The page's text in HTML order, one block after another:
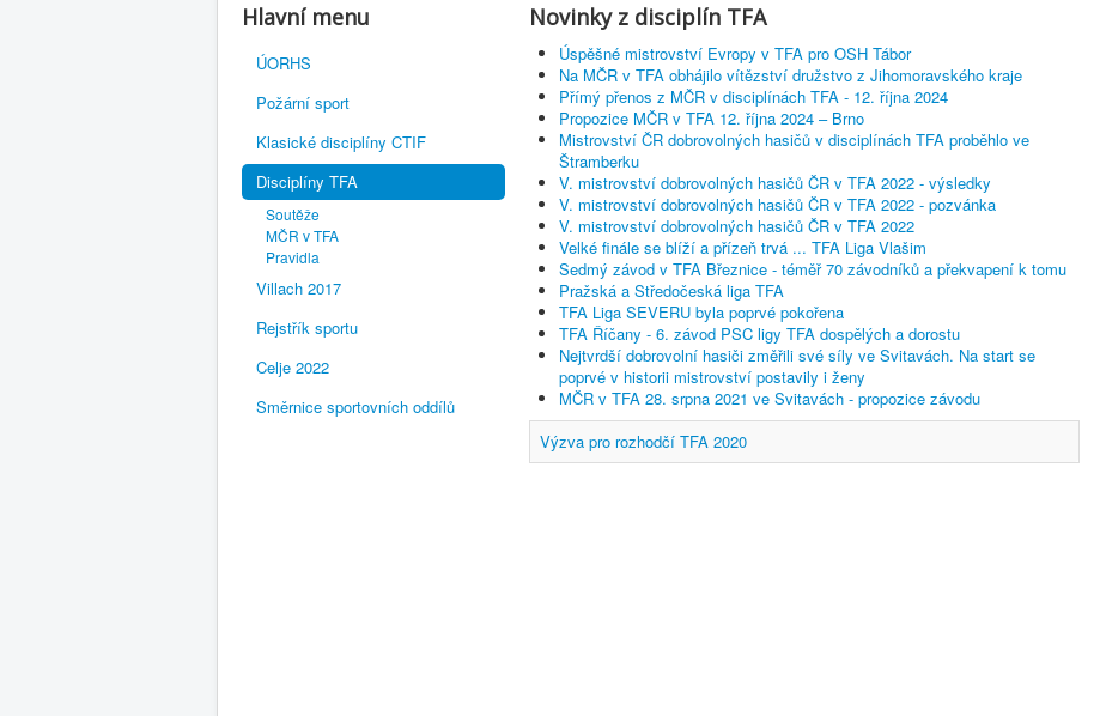
Hlavní menu
ÚORHS
Požární sport
Klasické disciplíny CTIF
Disciplíny TFA
Soutěže
MČR v TFA
Pravidla
Villach 2017
Rejstřík sportu
Celje 2022
Směrnice sportovních oddílů
Novinky z disciplín TFA
Úspěšné mistrovství Evropy v TFA pro OSH Tábor
Na MČR v TFA obhájilo vítězství družstvo z Jihomoravského kraje
Přímý přenos z MČR v disciplínách TFA - 12. října 2024
Propozice MČR v TFA 12. října 2024 – Brno
Mistrovství ČR dobrovolných hasičů v disciplínách TFA proběhlo ve
Štramberku
V. mistrovství dobrovolných hasičů ČR v TFA 2022 - výsledky
V. mistrovství dobrovolných hasičů ČR v TFA 2022 - pozvánka
V. mistrovství dobrovolných hasičů ČR v TFA 2022
Velké finále se blíží a přízeň trvá ... TFA Liga Vlašim
Sedmý závod v TFA Březnice - téměř 70 závodníků a překvapení k tomu
Pražská a Středočeská liga TFA
TFA Liga SEVERU byla poprvé pokořena
TFA Říčany - 6. závod PSC ligy TFA dospělých a dorostu
Nejtvrdší dobrovolní hasiči změřili své síly ve Svitavách. Na start se
poprvé v historii mistrovství postavily i ženy
MČR v TFA 28. srpna 2021 ve Svitavách - propozice závodu
Výzva pro rozhodčí TFA 2020